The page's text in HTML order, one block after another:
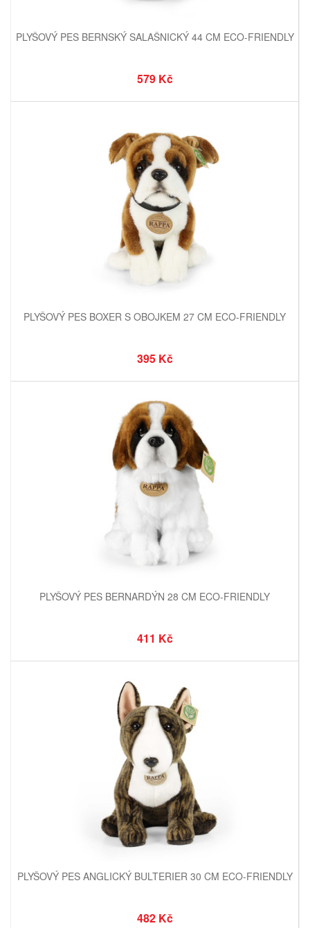
PLYŠOVÝ PES BERNSKÝ SALAŠNICKÝ 44 CM ECO-FRIENDLY
579 Kč
PLYŠOVÝ PES BOXER S OBOJKEM 27 CM ECO-FRIENDLY
395 Kč
PLYŠOVÝ PES BERNARDÝN 28 CM ECO-FRIENDLY
411 Kč
PLYŠOVÝ PES ANGLICKÝ BULTERIER 30 CM ECO-FRIENDLY
482 Kč